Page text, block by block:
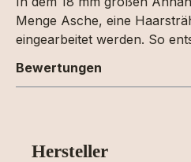
Menge Asche, eine
eingearbeitet werden. So
Bewertungen
Hersteller